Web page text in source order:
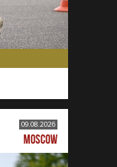
09.08.2026
MOSCOW